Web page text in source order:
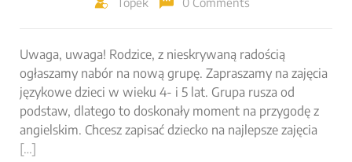
Uwaga, uwaga! Rodzice, z nieskrywaną radością
ogłaszamy nabór na nową grupę. Zapraszamy na zajęcia
językowe dzieci w wieku 4- i 5 lat. Grupa rusza od
podstaw, dlatego to doskonały moment na przygodę z
angielskim. Chcesz zapisać dziecko na najlepsze zajęcia
[…]